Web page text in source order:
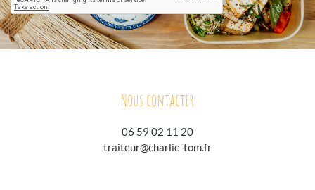
Nous contacter
06 59 02 11 20
traiteur@charlie-tom.fr